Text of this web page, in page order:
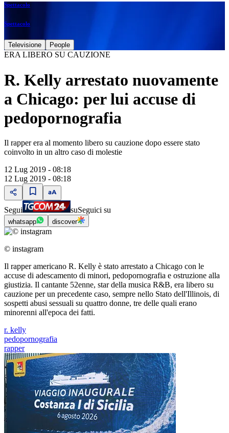
Spettacolo
Spettacolo
Televisione People
ERA LIBERO SU CAUZIONE
R. Kelly arrestato nuovamente
a Chicago: per lui accuse di
pedopornografia
Il rapper era al momento libero su cauzione dopo essere stato
coinvolto in un altro caso di molestie
12 Lug 2019 - 08:18
12 Lug 2019 - 08:18
Segui suSeguici su
whatsapp discover
© instagram
Il rapper americano R. Kelly è stato arrestato a Chicago con le
accuse di adescamento di minori, pedopornografia e ostruzione alla
giustizia. Il cantante 52enne, star della musica R&B, era libero su
cauzione per un precedente caso, sempre nello Stato dell'Illinois, di
sospetti abusi sessuali su quattro donne, tre delle quali erano
minorenni all'epoca dei fatti.
r. kelly
pedopornografia
rapper